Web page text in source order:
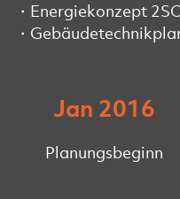
Energiekonzept
Jan 2016
Planungsbeginn